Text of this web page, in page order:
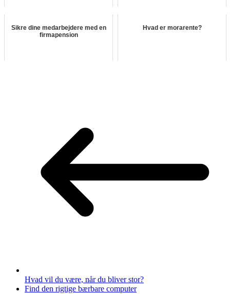
Sikre dine medarbejdere med en
firmapension
Hvad er morarente?
Hvad vil du være, når du bliver stor?
Find den rigtige bærbare computer